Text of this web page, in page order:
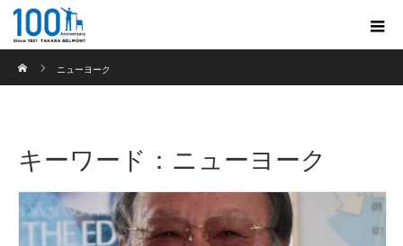
ニューヨーク
キーワード：ニューヨーク